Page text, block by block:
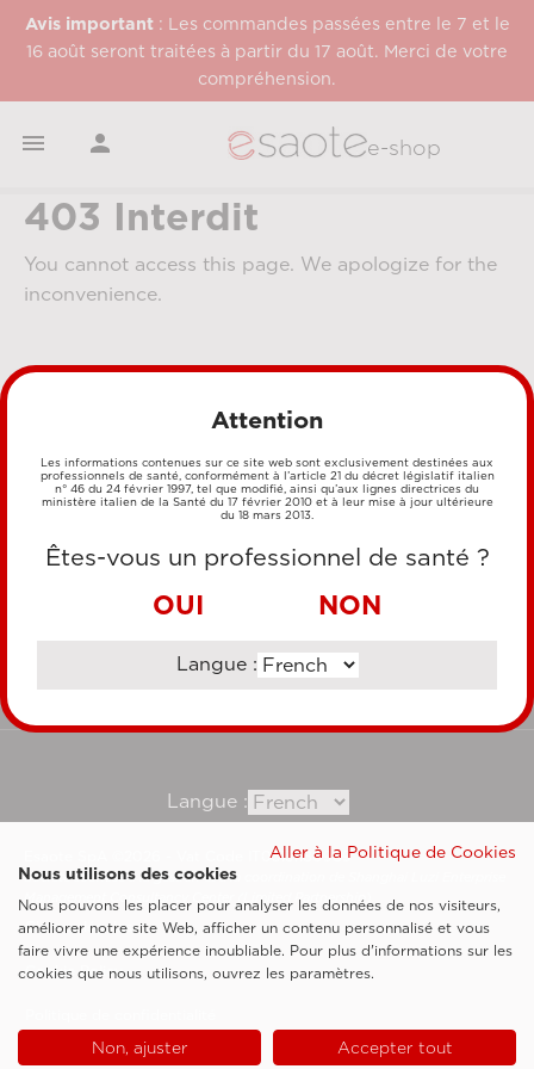
Avis important: Les commandes passées entre le 7 et le
16 août seront traitées à partir du 17 août. Merci de votre
compréhension.
  e-shop
403 Interdit
You cannot access this page. We apologize for the
inconvenience.
MÉTHODES DE PAIEMENT
VIREMENT BANCAIRE
Langue :
Esaote SpA ©2026 - Vat Code IT05131180969
Société soumise à la gestion et à la coordination de Shanghai Luzi Enterprise
Management Consultancy Center (Limited Partnership)
Clauses légales
Cookie Policy
Attention
Les informations contenues sur ce site web sont exclusivement destinées aux
professionnels de santé, conformément à l’article 21 du décret législatif italien
n° 46 du 24 février 1997, tel que modifié, ainsi qu’aux lignes directrices du
ministère italien de la Santé du 17 février 2010 et à leur mise à jour ultérieure
du 18 mars 2013.
Êtes-vous un professionnel de santé ?
OUI NON
Langue :
Aller à la Politique de Cookies
Nous utilisons des cookies
Nous pouvons les placer pour analyser les données de nos visiteurs,
améliorer notre site Web, afficher un contenu personnalisé et vous
faire vivre une expérience inoubliable. Pour plus d'informations sur les
cookies que nous utilisons, ouvrez les paramètres.
Non, ajuster Accepter tout